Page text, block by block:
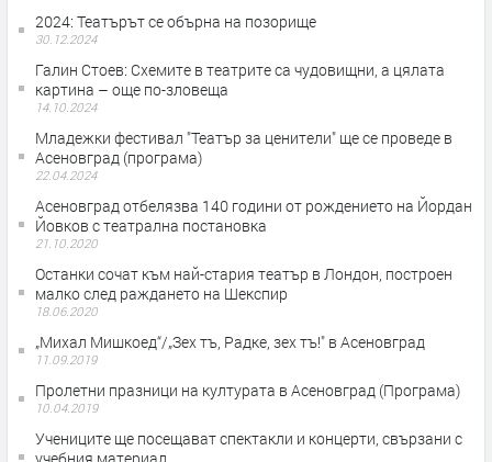
2024: Театърът се обърна на позорище
30.12.2024
Галин Стоев: Схемите в театрите са чудовищни, а цялата
картина – още по-зловеща
14.10.2024
Младежки фестивал "Театър за ценители" ще се проведе в
Асеновград (програма)
22.04.2024
Асеновград отбелязва 140 години от рождението на Йордан
Йовков с театрална постановка
21.10.2020
Останки сочат към най-стария театър в Лондон, построен
малко след раждането на Шекспир
18.06.2020
„Михал Мишкоед“/„Зех тъ, Радке, зех тъ!" в Асеновград
11.09.2019
Пролетни празници на културата в Асеновград (Програма)
10.04.2019
Учениците ще посещават спектакли и концерти, свързани с